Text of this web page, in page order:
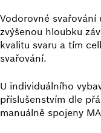
Vodorovné
zvýšenou hloubku
kvalitu svaru a tím
svařování.
U individuálního
příslušenstvím dle
manuálně spojeny